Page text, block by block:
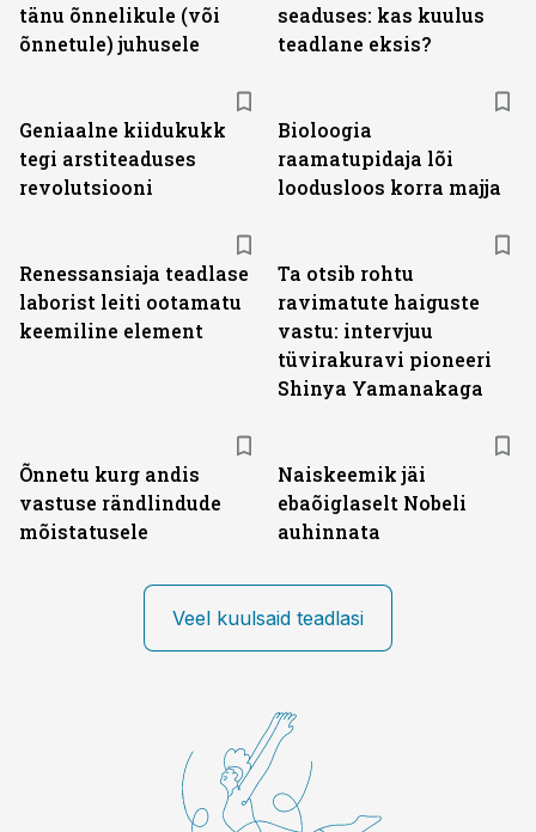
tänu õnnelikule (või
õnnetule) juhusele
seaduses: kas kuulus
teadlane eksis?
Geniaalne kiidukukk
tegi arstiteaduses
revolutsiooni
Bioloogia
raamatupidaja lõi
loodusloos korra majja
Renessansiaja teadlase
laborist leiti ootamatu
keemiline element
Ta otsib rohtu
ravimatute haiguste
vastu: intervjuu
tüvirakuravi pioneeri
Shinya Yamanakaga
Õnnetu kurg andis
vastuse rändlindude
mõistatusele
Naiskeemik jäi
ebaõiglaselt Nobeli
auhinnata
Veel kuulsaid teadlasi